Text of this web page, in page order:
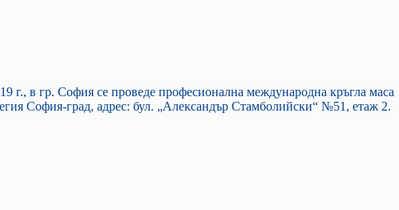
в гр. София се проведе професионална международна кръгла маса
София-град, адрес: бул. „Александър Стамболийски“ №51, етаж 2.